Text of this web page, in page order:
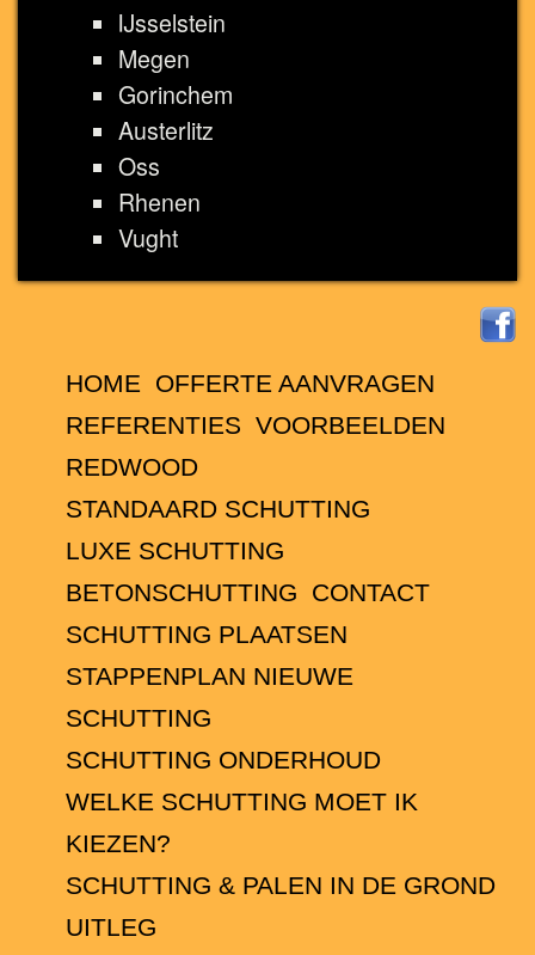
IJsselstein
Megen
Gorinchem
Austerlitz
Oss
Rhenen
Vught
HOME
OFFERTE AANVRAGEN
REFERENTIES VOORBEELDEN
REDWOOD
STANDAARD SCHUTTING
LUXE SCHUTTING
BETONSCHUTTING
CONTACT
SCHUTTING PLAATSEN
STAPPENPLAN NIEUWE
SCHUTTING
SCHUTTING ONDERHOUD
WELKE SCHUTTING MOET IK
KIEZEN?
SCHUTTING & PALEN IN DE GROND
UITLEG